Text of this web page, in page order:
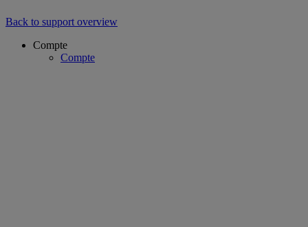
Back to support overview
Compte
Compte